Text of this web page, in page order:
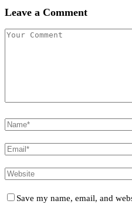
Leave a Comment
Save my name, email, and